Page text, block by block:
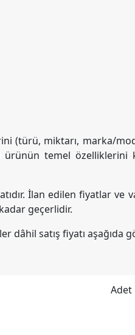
miktarı, marka/
ürünün temel
İlan edilen fiyatlar
geçerlidir.
dâhil satış fiyatı aşağıda
Adet